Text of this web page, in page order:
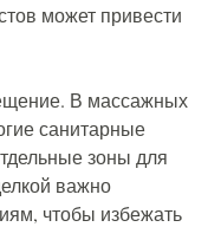
может привести
В массажных
санитарные
зоны для
важно
чтобы избежать